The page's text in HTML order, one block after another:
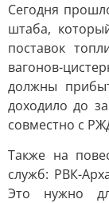
Сегодня
штаба,
поставок
вагонов-
должны
доходило до
совместно с
Также на
служб: РВК-
Это нужно